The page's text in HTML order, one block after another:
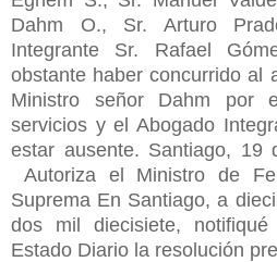
Dahm O., Sr. Arturo
Integrante Sr. Rafael
obstante haber concurrido al
Ministro señor Dahm por
servicios y el Abogado
estar ausente. Santiago, 19
Autoriza el Ministro de
Suprema En Santiago, a
dos mil diecisiete,
Estado Diario la resolución